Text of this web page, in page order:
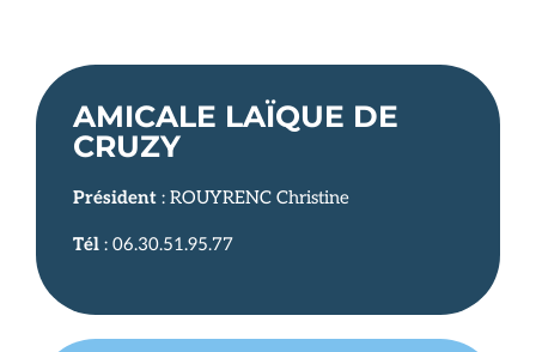
AMICALE LAÏQUE DE
CRUZY
Président : ROUYRENC Christine
Tél : 06.30.51.95.77